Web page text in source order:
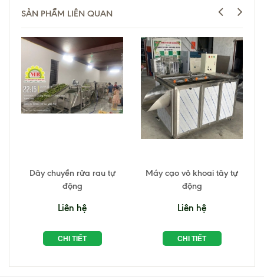
SẢN PHẨM LIÊN QUAN
Dây chuyền rửa rau tự
động
Liên hệ
CHI TIẾT
Máy cạo vỏ khoai tây tự
động
Liên hệ
CHI TIẾT